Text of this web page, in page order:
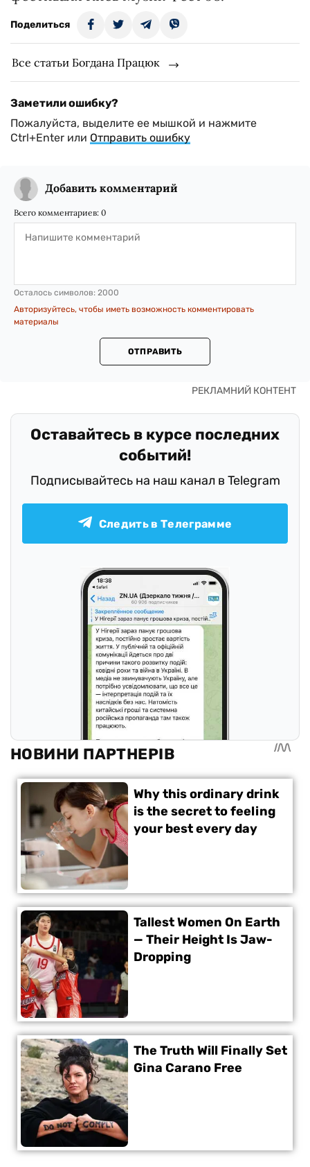
Поделиться
Все статьи Богдана Працюк
Заметили ошибку?
Пожалуйста, выделите ее мышкой и нажмите
Ctrl+Enter или Отправить ошибку
Добавить комментарий
Всего комментариев: 0
Осталось символов: 2000
Авторизуйтесь, чтобы иметь возможность комментировать
материалы
ОТПРАВИТЬ
Оставайтесь в курсе последних
событий!
Подписывайтесь на наш канал в Telegram
Следить в Телеграмме